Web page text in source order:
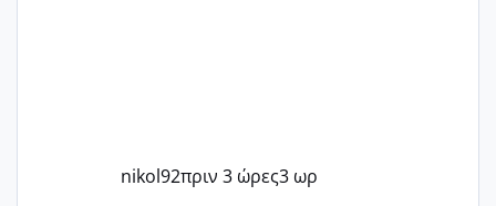
nikol92πριν 3 ώρες3 ωρ